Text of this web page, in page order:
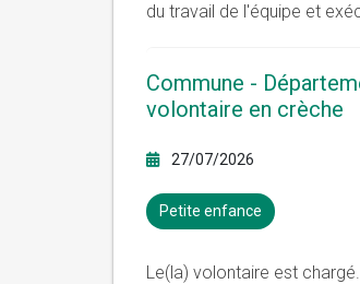
du travail de l'équipe et
Commune -
volontaire en crèche
27/07/2026
Petite enfance
Le(la) volontaire est